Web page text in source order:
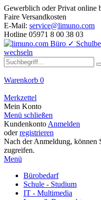
Gewerblich oder Privat online
Faire Versandkosten
E-Mail: service@limuno.com
Hotline 05971 8 00 38 03
Warenkorb 0
Merkzettel
Mein Konto
Menü schließen
Kundenkonto Anmelden
oderregistrieren
Nach der Anmeldung, können
zugreifen.
Menü
Bürobedarf
Schule - Studium
IT - Multimedia